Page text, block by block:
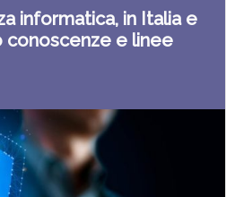
informatica, in Italia e
conoscenze e linee